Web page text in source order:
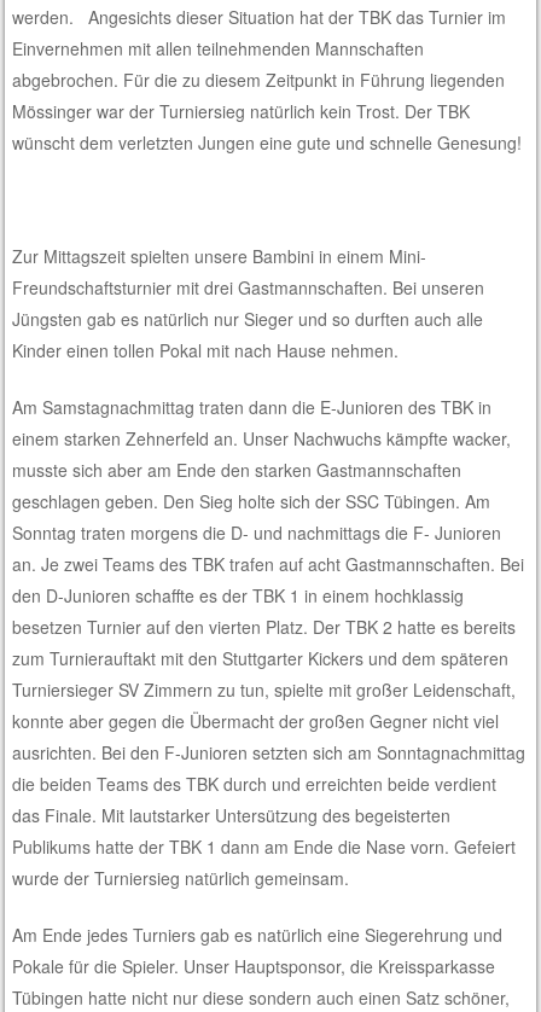
werden. Angesichts dieser Situation hat der TBK das Turnier im
Einvernehmen mit allen teilnehmenden Mannschaften
abgebrochen. Für die zu diesem Zeitpunkt in Führung liegenden
Mössinger war der Turniersieg natürlich kein Trost. Der TBK
wünscht dem verletzten Jungen eine gute und schnelle Genesung!
Zur Mittagszeit spielten unsere Bambini in einem Mini-
Freundschaftsturnier mit drei Gastmannschaften. Bei unseren
Jüngsten gab es natürlich nur Sieger und so durften auch alle
Kinder einen tollen Pokal mit nach Hause nehmen.
Am Samstagnachmittag traten dann die E-Junioren des TBK in
einem starken Zehnerfeld an. Unser Nachwuchs kämpfte wacker,
musste sich aber am Ende den starken Gastmannschaften
geschlagen geben. Den Sieg holte sich der SSC Tübingen. Am
Sonntag traten morgens die D- und nachmittags die F- Junioren
an. Je zwei Teams des TBK trafen auf acht Gastmannschaften. Bei
den D-Junioren schaffte es der TBK 1 in einem hochklassig
besetzen Turnier auf den vierten Platz. Der TBK 2 hatte es bereits
zum Turnierauftakt mit den Stuttgarter Kickers und dem späteren
Turniersieger SV Zimmern zu tun, spielte mit großer Leidenschaft,
konnte aber gegen die Übermacht der großen Gegner nicht viel
ausrichten. Bei den F-Junioren setzten sich am Sonntagnachmittag
die beiden Teams des TBK durch und erreichten beide verdient
das Finale. Mit lautstarker Untersützung des begeisterten
Publikums hatte der TBK 1 dann am Ende die Nase vorn. Gefeiert
wurde der Turniersieg natürlich gemeinsam.
Am Ende jedes Turniers gab es natürlich eine Siegerehrung und
Pokale für die Spieler. Unser Hauptsponsor, die Kreissparkasse
Tübingen hatte nicht nur diese sondern auch einen Satz schöner,